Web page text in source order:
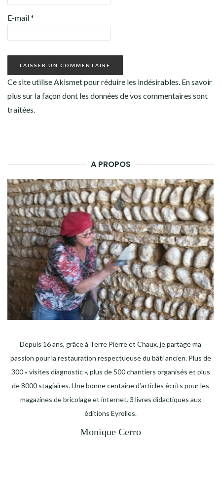
E-mail*
Ce site utilise Akismet pour réduire les indésirables. En savoir
plus sur la façon dont les données de vos commentaires sont
traitées
A PROPOS
Depuis 16 ans, grâce à Terre Pierre et Chaux, je partage ma
passion pour la restauration respectueuse du bâti ancien. Plus de
300 « visites diagnostic », plus de 500 chantiers organisés et plus
de 8000 stagiaires. Une bonne centaine d’articles écrits pour les
magazines de bricolage et internet. 3 livres didactiques aux
éditions Eyrolles.
Monique Cerro